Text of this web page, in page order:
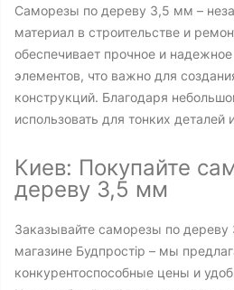
Саморезы по дереву 3,5 мм –
материал в строительстве и
обеспечивает прочное и
элементов, что важно для
конструкций. Благодаря
использовать для тонких деталей
Киев: Покупайте
дереву 3,5 мм
Заказывайте саморезы по
магазине Будпростір – мы
конкурентоспособные цены и